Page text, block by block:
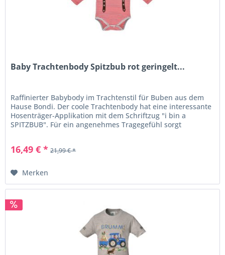
Baby Trachtenbody Spitzbub rot geringelt...
Raffinierter Babybody im Trachtenstil für Buben aus dem
Hause Bondi. Der coole Trachtenbody hat eine interessante
Hosenträger-Applikation mit dem Schriftzug "i bin a
SPITZBUB". Für ein angenehmes Tragegefühl sorgt
16,49 € * 21,99 € *
Merken